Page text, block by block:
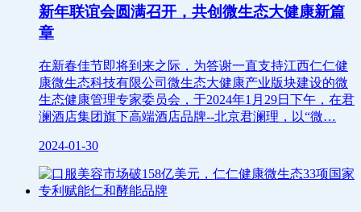
新年联谊会圆满召开，共创微生态大健康新篇
章
在新春佳节即将到来之际，为答谢一直支持江西仁仁健
康微生态科技有限公司微生态大健康产业版块建设的微
生态健康管理专家委员会，于2024年1月29日下午，在君
澜酒店集团旗下高端酒店品牌--北京君澜理，以“微…
2024-01-30